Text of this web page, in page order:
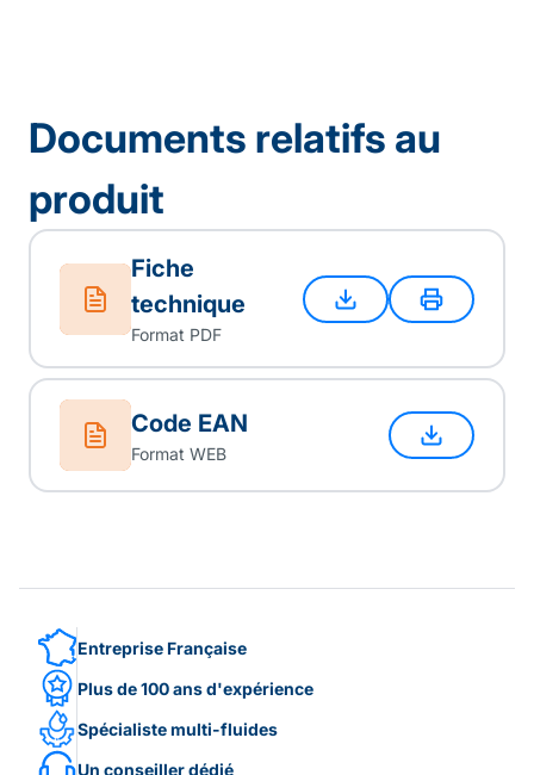
Documents relatifs au
produit
Fiche
technique
Format PDF
Code EAN
Format WEB
Entreprise Française
Plus de 100 ans d'expérience
Spécialiste multi-fluides
Un conseiller dédié